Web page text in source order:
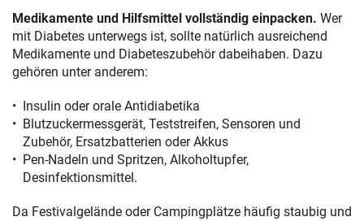
Medikamente und Hilfsmittel vollständig einpacken. Wer
mit Diabetes unterwegs ist, sollte natürlich ausreichend
Medikamente und Diabeteszubehör dabeihaben. Dazu
gehören unter anderem:
Insulin oder orale Antidiabetika
Blutzuckermessgerät, Teststreifen, Sensoren und
Zubehör, Ersatzbatterien oder Akkus
Pen-Nadeln und Spritzen, Alkoholtupfer,
Desinfektionsmittel.
Da Festivalgelände oder Campingplätze häufig staubig und